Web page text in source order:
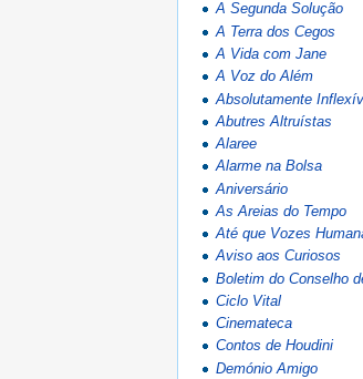
A Segunda Solução
A Terra dos Cegos
A Vida com Jane
A Voz do Além
Absolutamente
Abutres Altruístas
Alaree
Alarme na Bolsa
Aniversário
As Areias do Tempo
Até que Vozes
Aviso aos Curiosos
Boletim do Conselho
Ciclo Vital
Cinemateca
Contos de Houdini
Demónio Amigo